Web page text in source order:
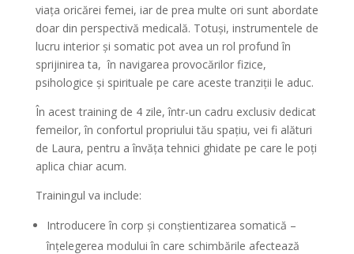
viața oricărei femei, iar de prea multe ori sunt abordate
doar din perspectivă medicală. Totuși, instrumentele de
lucru interior și somatic pot avea un rol profund în
sprijinirea ta, în navigarea provocărilor fizice,
psihologice și spirituale pe care aceste tranziții le aduc.
În acest training de 4 zile, într-un cadru exclusiv dedicat
femeilor, în confortul propriului tău spațiu, vei fi alături
de Laura, pentru a învăța tehnici ghidate pe care le poți
aplica chiar acum.
Trainingul va include:
Introducere în corp și conștientizarea somatică –
înțelegerea modului în care schimbările afectează